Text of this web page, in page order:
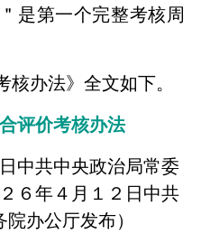
是第一个完整考核周
办法》全文如下。
评价考核办法
中共中央政治局常委
６年４月１２日中共
办公厅发布）